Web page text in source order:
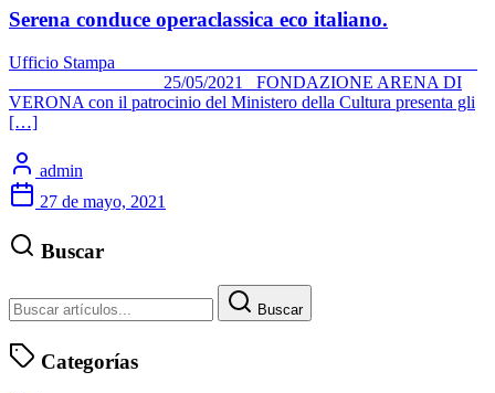
Serena conduce operaclassica eco italiano.
Ufficio Stampa
25/05/2021 FONDAZIONE ARENA DI
VERONA con il patrocinio del Ministero della Cultura presenta gli
[…]
admin
27 de mayo, 2021
Buscar
Buscar
Categorías